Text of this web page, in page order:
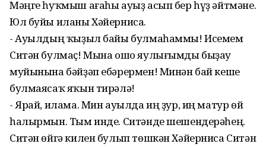
Мәңге һуҡмыш ағаһы ауыҙ асып бер һүҙ әйтмәне.
Юл буйы иланы Хәйерниса.
- Ауылдың ҡыҙыл байы булмаһаммы! Исемем
Ситән булмаҫ! Мына ошо яулығымды быҙау
муйынына бәйҙәп ебәрермен! Минән бай кеше
булмаясаҡ яҡын тирәлә!
- Ярай, илама. Мин ауылда иң ҙур, иң матур өй
һалырмын. Тым инде. Ситәнде шешендерәһең.
Ситән өйгә килен булып төшкән Хәйерниса Ситән